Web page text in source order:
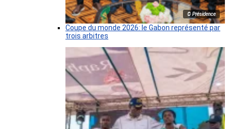
© Présidence
Coupe du monde 2026: le Gabon représenté par
trois arbitres